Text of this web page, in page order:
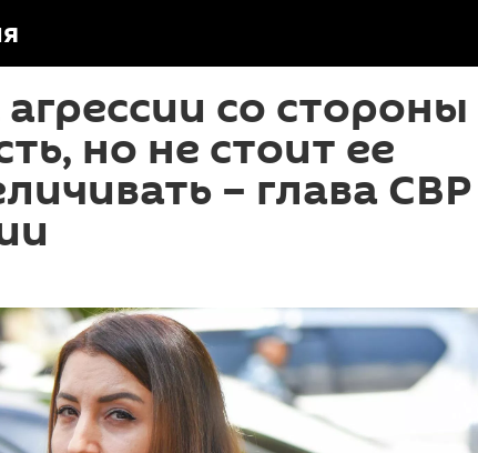
агрессии со стороны
но не стоит ее
– глава СВР